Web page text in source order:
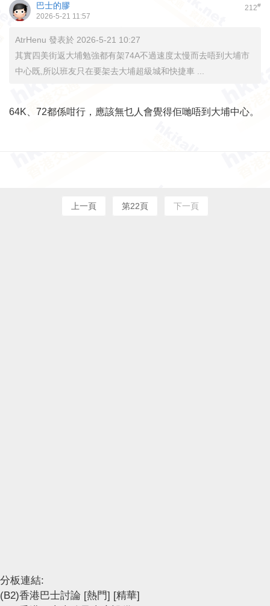
212#
巴士的膠
2026-5-21 11:57
AtrHenu 發表於 2026-5-21 10:27
其實四美街返大埔勉強都有架74A不過速度太慢而去唔到大埔市
中心既,所以班友只在要架去大埔超級城和快捷車 ...
64K、72都係咁行，應該無乜人會覺得佢哋唔到大埔中心。
上一頁 第22頁 下一頁
分板連結:
(B2)香港巴士討論 [熱門] [精華]